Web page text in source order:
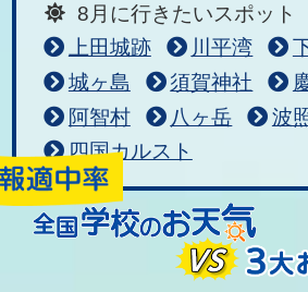
8月に行きたいスポット
上田城跡
川平湾
城ヶ島
須賀神社
阿智村
八ヶ岳
波
四国カルスト